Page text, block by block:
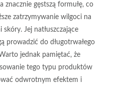
znacznie gęstszą formułę, co
zatrzymywanie wilgoci na
skóry. Jej natłuszczające
prowadzić do długotrwałego
jednak pamiętać, że
tego typu produktów
odwrotnym efektem i